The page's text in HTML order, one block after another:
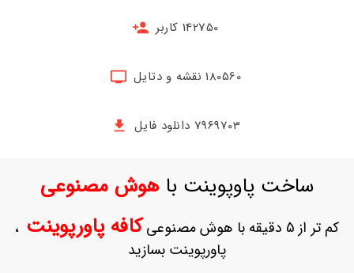
حساب
ثبت
142750 کاربر
180560 نقشه و دتایل
7969703 دانلود فایل
ساخت پاوپوینت باهوش مصنوعی
کم تر از 5 دقیقه با هوش مصنوعی کافه پاورپوینت ،
پاورپوینت بسازید